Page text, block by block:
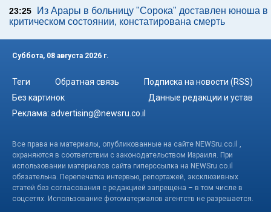
23:25
Из Арары в больницу "Сорока" доставлен юноша в
критическом состоянии, констатирована смерть
Суббота, 08 августа 2026 г.
Теги Обратная связь
Подписка на новости (RSS)
Без картинок
Данные редакции и устав
Реклама: advertising@newsru.co.il
Все права на материалы, опубликованные на сайте NEWSru.co.il ,
охраняются в соответствии с законодательством Израиля. При
использовании материалов сайта гиперссылка на NEWSru.co.il
обязательна. Перепечатка интервью, репортажей, эксклюзивных
статей без согласования с редакцией запрещена – в том числе в
соцсетях. Использование фотоматериалов агентств не разрешается.